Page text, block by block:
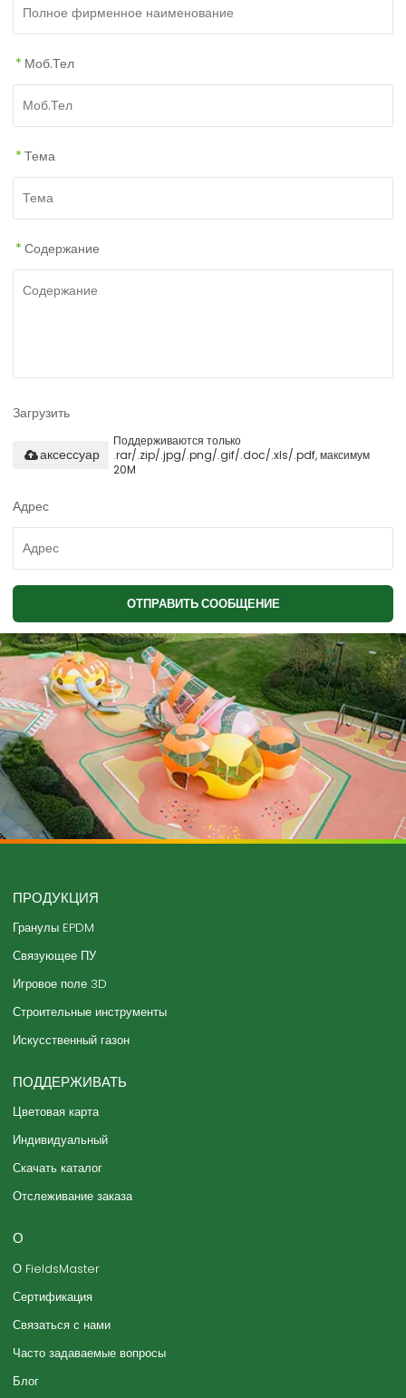
* Моб.Тел
* Тема
* Содержание
Загрузить
Поддерживаются только
.rar/.zip/.jpg/.png/.gif/.doc/.xls/.pdf, максимум
20M
аксессуар
Адрес
ОТПРАВИТЬ СООБЩЕНИЕ
ПРОДУКЦИЯ
Гранулы EPDM
Связующее ПУ
Игровое поле 3D
Строительные инструменты
Искусственный газон
ПОДДЕРЖИВАТЬ
Цветовая карта
Индивидуальный
Скачать каталог
Отслеживание заказа
О
О FieldsMaster
Сертификация
Связаться с нами
Часто задаваемые вопросы
Блог